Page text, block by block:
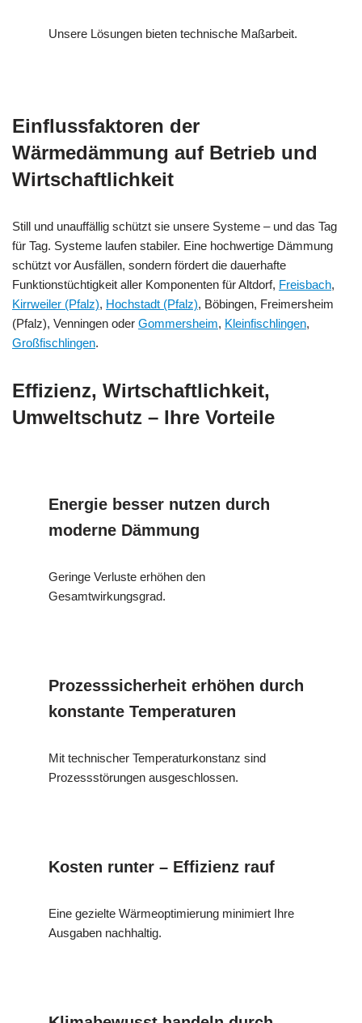
Unsere Lösungen bieten technische Maßarbeit.
Einflussfaktoren der
Wärmedämmung auf Betrieb und
Wirtschaftlichkeit
Still und unauffällig schützt sie unsere Systeme – und das Tag
für Tag. Systeme laufen stabiler. Eine hochwertige Dämmung
schützt vor Ausfällen, sondern fördert die dauerhafte
Funktionstüchtigkeit aller Komponenten für Altdorf, Freisbach,
Kirrweiler (Pfalz), Hochstadt (Pfalz), Böbingen, Freimersheim
(Pfalz), Venningen oder Gommersheim, Kleinfischlingen,
Großfischlingen.
Effizienz, Wirtschaftlichkeit,
Umweltschutz – Ihre Vorteile
Energie besser nutzen durch
moderne Dämmung
Geringe Verluste erhöhen den
Gesamtwirkungsgrad.
Prozesssicherheit erhöhen durch
konstante Temperaturen
Mit technischer Temperaturkonstanz sind
Prozessstörungen ausgeschlossen.
Kosten runter – Effizienz rauf
Eine gezielte Wärmeoptimierung minimiert Ihre
Ausgaben nachhaltig.